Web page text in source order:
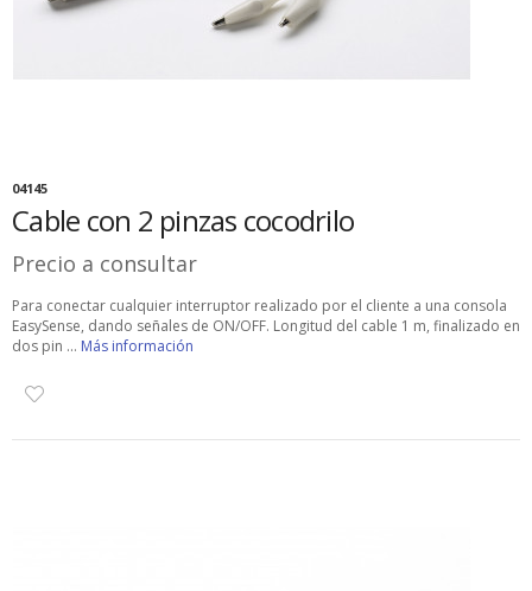
04145
Cable con 2 pinzas cocodrilo
Precio a consultar
Para conectar cualquier interruptor realizado por el cliente a una consola
EasySense, dando señales de ON/OFF. Longitud del cable 1 m, finalizado en
dos pin ... Más información